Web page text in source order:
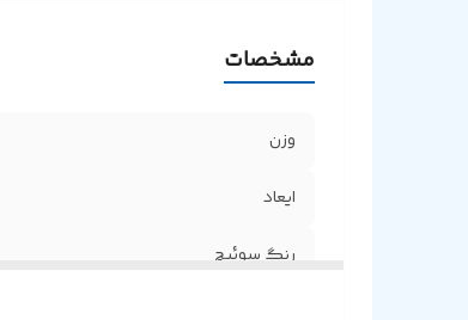
مشخصات
وزن
ایعاد
رنگ سوئیچ